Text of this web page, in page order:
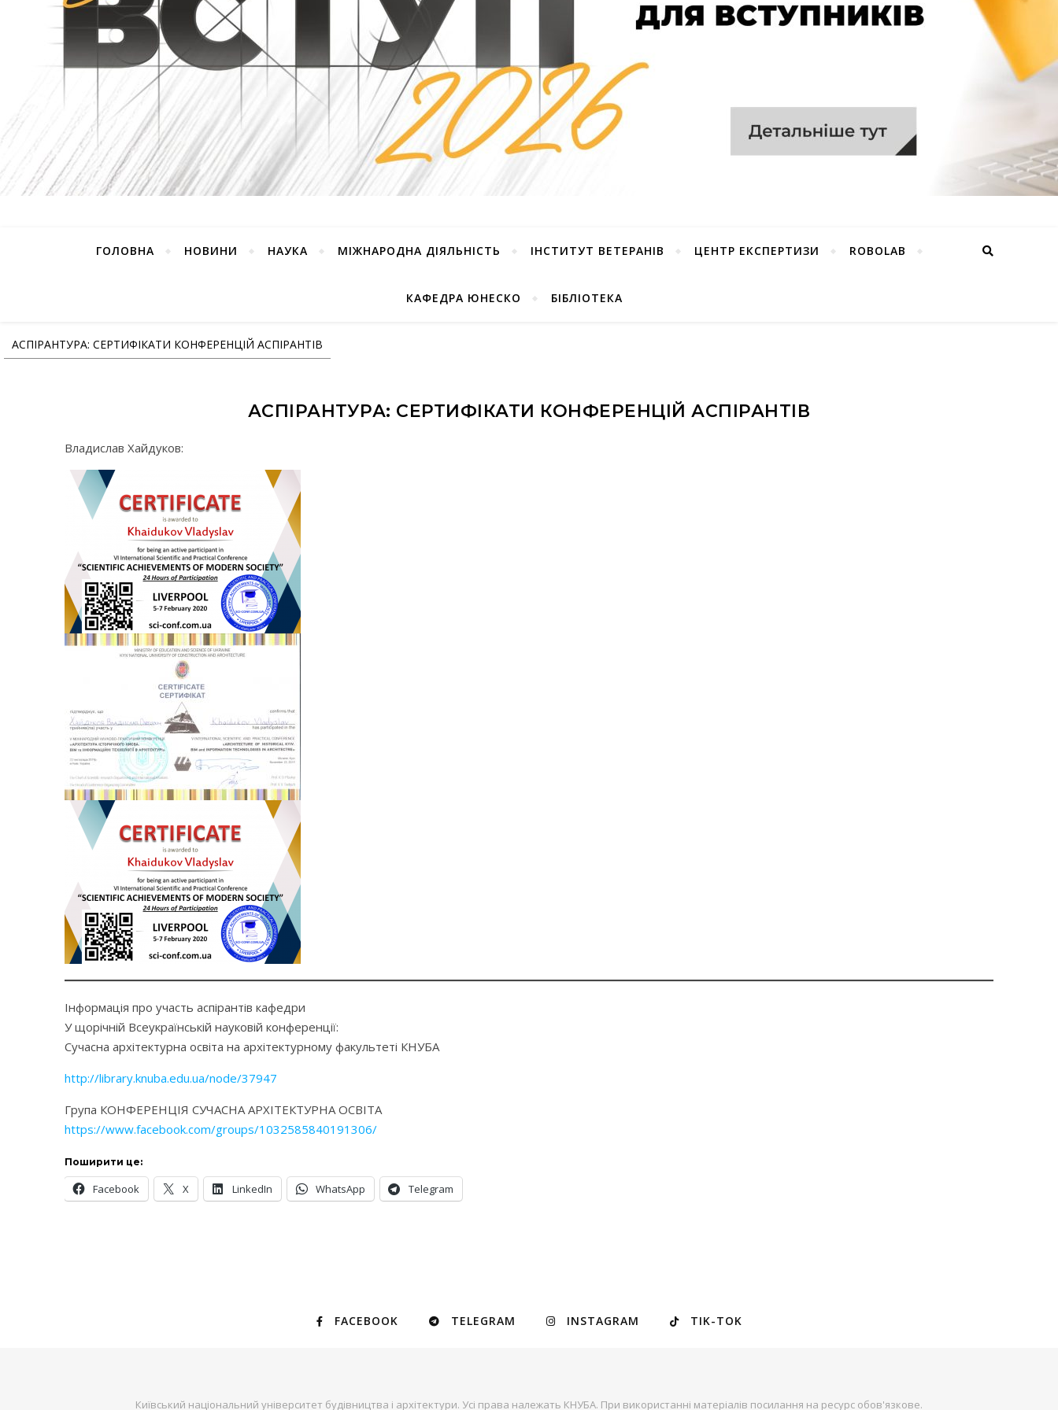
ГОЛОВНА НОВИНИ НАУКА МІЖНАРОДНА ДІЯЛЬНІСТЬ ІНСТИТУТ ВЕТЕРАНІВ ЦЕНТР ЕКСПЕРТИЗИ ROBOLAB
КАФЕДРА ЮНЕСКО БІБЛІОТЕКА
АСПІРАНТУРА: СЕРТИФІКАТИ КОНФЕРЕНЦІЙ АСПІРАНТІВ
АСПІРАНТУРА: СЕРТИФІКАТИ КОНФЕРЕНЦІЙ АСПІРАНТІВ
Владислав Хайдуков:
Інформація про участь аспірантів кафедри
У щорічній Всеукраїнській науковій конференції:
Сучасна архітектурна освіта на архітектурному факультеті КНУБА
http://library.knuba.edu.ua/node/37947
Група КОНФЕРЕНЦІЯ СУЧАСНА АРХІТЕКТУРНА ОСВІТА
https://www.facebook.com/groups/1032585840191306/
Поширити це:
Facebook X LinkedIn WhatsApp Telegram
FACEBOOK TELEGRAM INSTAGRAM TIK-TOK
Київський національний університет будівництва і архітектури. Усі права належать КНУБА. При використанні матеріалів посилання на ресурс обов'язкове.